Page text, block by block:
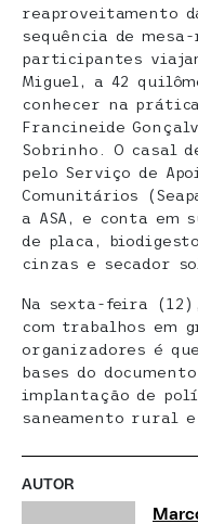
reaproveitamento
sequência de
participantes
Miguel, a 42
conhecer na
Francineide
Sobrinho. O casal
pelo Serviço de
Comunitários
a ASA, e conta em
de placa,
cinzas e secador
Na sexta-feira
com trabalhos em
organizadores é
bases do
implantação de
saneamento rural e
AUTOR